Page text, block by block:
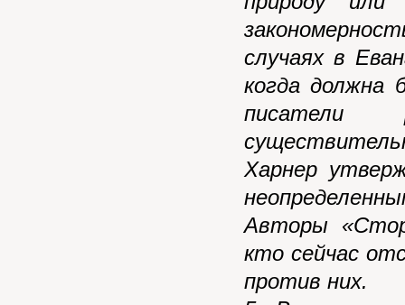
случаях в
когда должна
писатели
Харнер
Авторы
кто сейчас
против них.